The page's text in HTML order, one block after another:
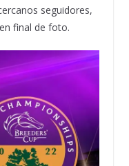
seguidores,
final de foto.